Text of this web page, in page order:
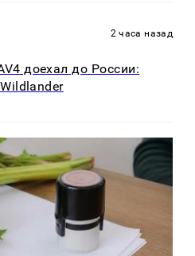
2 часа назад
доехал до России: